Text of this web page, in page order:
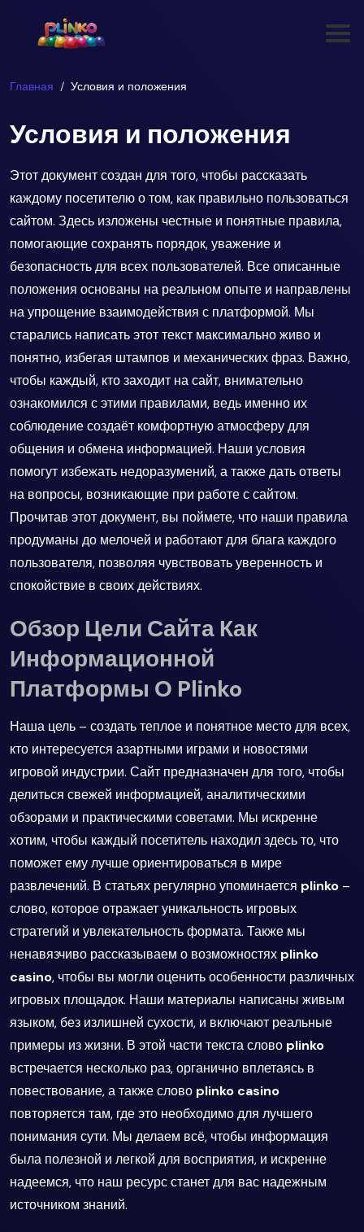
Главная Условия и положения
Условия и положения
Этот документ создан для того, чтобы рассказать
каждому посетителю о том, как правильно пользоваться
сайтом. Здесь изложены честные и понятные правила,
помогающие сохранять порядок, уважение и
безопасность для всех пользователей. Все описанные
положения основаны на реальном опыте и направлены
на упрощение взаимодействия с платформой. Мы
старались написать этот текст максимально живо и
понятно, избегая штампов и механических фраз. Важно,
чтобы каждый, кто заходит на сайт, внимательно
ознакомился с этими правилами, ведь именно их
соблюдение создаёт комфортную атмосферу для
общения и обмена информацией. Наши условия
помогут избежать недоразумений, а также дать ответы
на вопросы, возникающие при работе с сайтом.
Прочитав этот документ, вы поймете, что наши правила
продуманы до мелочей и работают для блага каждого
пользователя, позволяя чувствовать уверенность и
спокойствие в своих действиях.
Обзор Цели Сайта Как
Информационной
Платформы О Plinko
Наша цель – создать теплое и понятное место для всех,
кто интересуется азартными играми и новостями
игровой индустрии. Сайт предназначен для того, чтобы
делиться свежей информацией, аналитическими
обзорами и практическими советами. Мы искренне
хотим, чтобы каждый посетитель находил здесь то, что
поможет ему лучше ориентироваться в мире
развлечений. В статьях регулярно упоминается plinko –
слово, которое отражает уникальность игровых
стратегий и увлекательность формата. Также мы
ненавязчиво рассказываем о возможностях plinko
casino, чтобы вы могли оценить особенности различных
игровых площадок. Наши материалы написаны живым
языком, без излишней сухости, и включают реальные
примеры из жизни. В этой части текста слово plinko
встречается несколько раз, органично вплетаясь в
повествование, а также слово plinko casino
повторяется там, где это необходимо для лучшего
понимания сути. Мы делаем всё, чтобы информация
была полезной и легкой для восприятия, и искренне
надеемся, что наш ресурс станет для вас надежным
источником знаний.